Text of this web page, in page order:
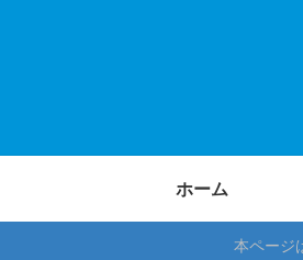
ホーム
本ページ